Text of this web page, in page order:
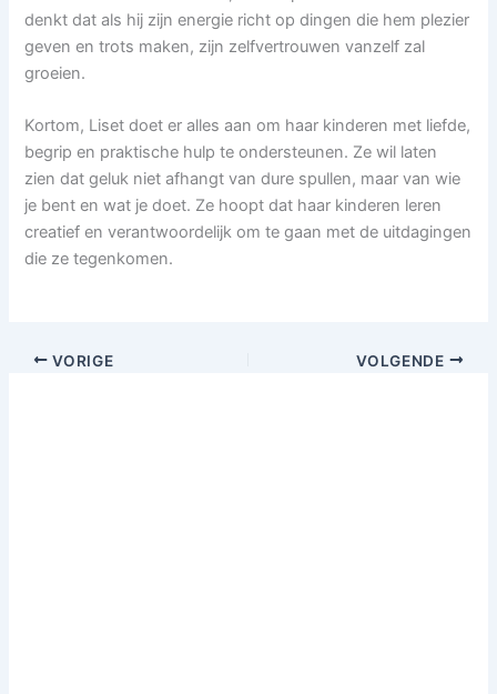
denkt dat als hij zijn energie richt op dingen die hem plezier
geven en trots maken, zijn zelfvertrouwen vanzelf zal
groeien.
Kortom, Liset doet er alles aan om haar kinderen met liefde,
begrip en praktische hulp te ondersteunen. Ze wil laten
zien dat geluk niet afhangt van dure spullen, maar van wie
je bent en wat je doet. Ze hoopt dat haar kinderen leren
creatief en verantwoordelijk om te gaan met de uitdagingen
die ze tegenkomen.
VORIGE VOLGENDE